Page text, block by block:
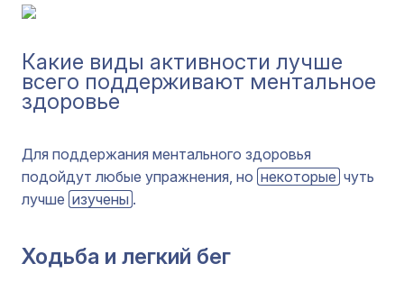
Какие виды активности лучше
всего поддерживают ментальное
здоровье
Для поддержания ментального здоровья
подойдут любые упражнения, но некоторые чуть
лучше изучены .
Ходьба и легкий бег